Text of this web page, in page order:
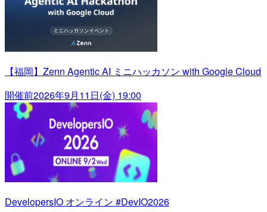
【福岡】Zenn Agentic AI ミニハッカソン with Google Cloud
開催前2026年9月11日(金) 19:00
DevelopersIO オンライン #DevIO2026